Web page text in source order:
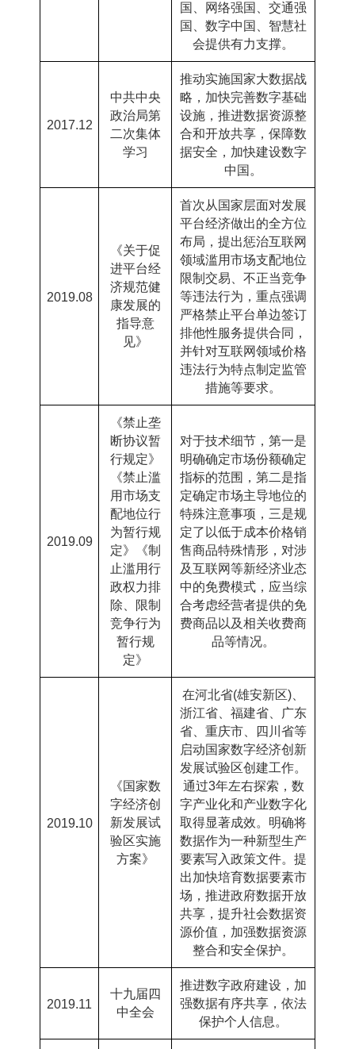
国、网络强国、交通强
国、数字中国、智慧社
会提供有力支撑。
2017.12
中共中央
政治局第
二次集体
学习
推动实施国家大数据战
略，加快完善数字基础
设施，推进数据资源整
合和开放共享，保障数
据安全，加快建设数字
中国。
2019.08
《关于促
进平台经
济规范健
康发展的
指导意
见》
首次从国家层面对发展
平台经济做出的全方位
布局，提出惩治互联网
领域滥用市场支配地位
限制交易、不正当竞争
等违法行为，重点强调
严格禁止平台单边签订
排他性服务提供合同，
并针对互联网领域价格
违法行为特点制定监管
措施等要求。
2019.09
《禁止垄
断协议暂
行规定》
《禁止滥
用市场支
配地位行
为暂行规
定》《制
止滥用行
政权力排
除、限制
竞争行为
暂行规
定》
对于技术细节，第一是
明确确定市场份额确定
指标的范围，第二是指
定确定市场主导地位的
特殊注意事项，三是规
定了以低于成本价格销
售商品特殊情形，对涉
及互联网等新经济业态
中的免费模式，应当综
合考虑经营者提供的免
费商品以及相关收费商
品等情况。
2019.10
《国家数
字经济创
新发展试
验区实施
方案》
在河北省(雄安新区)
浙江省、福建省、广东
省、重庆市、四川省等
启动国家数字经济创新
发展试验区创建工作。
通过3年左右探索，数
字产业化和产业数字化
取得显著成效。明确将
数据作为一种新型生产
要素写入政策文件。提
出加快培育数据要素市
场，推进政府数据开放
共享，提升社会数据资
源价值，加强数据资源
整合和安全保护。
2019.11
十九届四
中全会
推进数字政府建设，加
强数据有序共享，依法
保护个人信息。